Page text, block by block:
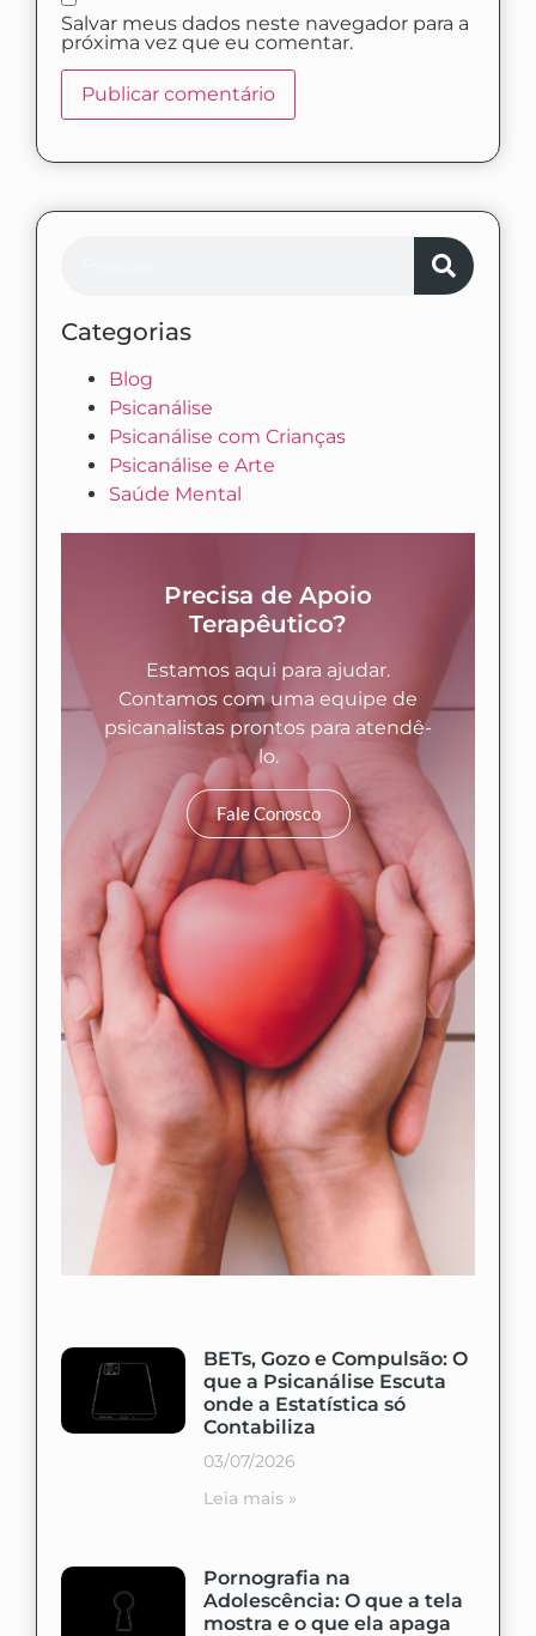
Salvar meus dados neste navegador para a
próxima vez que eu comentar.
Categorias
Blog
Psicanálise
Psicanálise com Crianças
Psicanálise e Arte
Saúde Mental
Precisa de Apoio
Terapêutico?
Estamos aqui para ajudar.
Contamos com uma equipe de
psicanalistas prontos para atendê-
lo.
Fale Conosco
BETs, Gozo e Compulsão: O
que a Psicanálise Escuta
onde a Estatística só
Contabiliza
03/07/2026
Leia mais »
Pornografia na
Adolescência: O que a tela
mostra e o que ela apaga